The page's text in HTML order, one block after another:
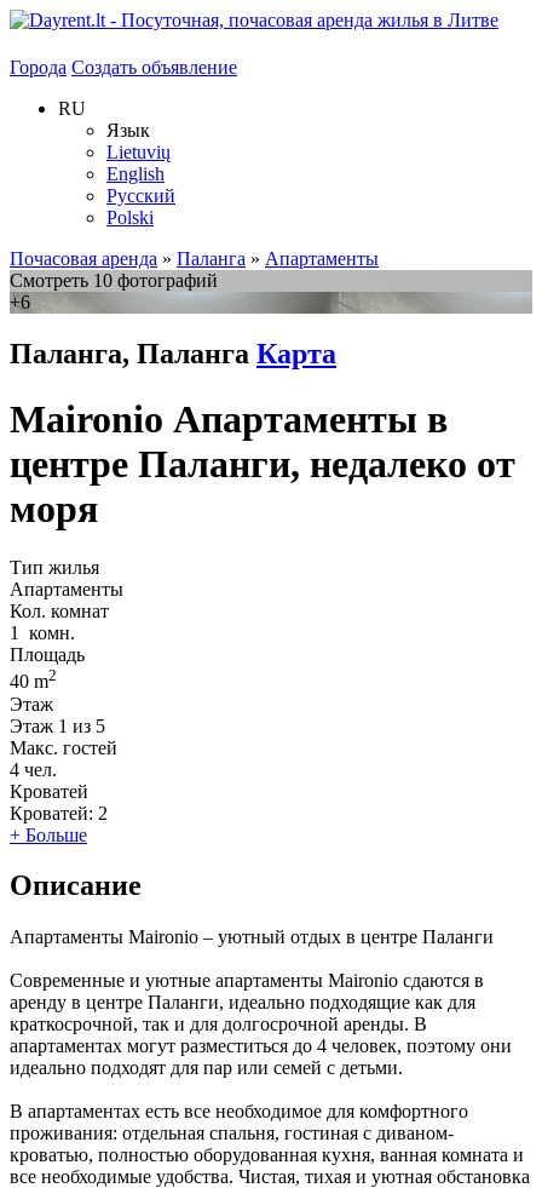
Города Создать объявление
RU
Язык
Lietuvių
English
Русский
Polski
Почасовая аренда » Паланга » Апартаменты
Смотреть 10 фотографий
+6
Паланга, Паланга Карта
Maironio Апартаменты в
центре Паланги, недалеко от
моря
Тип жилья
Апартаменты
Кол. комнат
1
комн.
Площадь
40 m2
Этаж
Этаж 1 из 5
Макс. гостей
4 чел.
Кроватей
Кроватей: 2
+ Больше
Описание
Апартаменты Maironio – уютный отдых в центре Паланги
Современные и уютные апартаменты Maironio сдаются в
аренду в центре Паланги, идеально подходящие как для
краткосрочной, так и для долгосрочной аренды. В
апартаментах могут разместиться до 4 человек, поэтому они
идеально подходят для пар или семей с детьми.
В апартаментах есть все необходимое для комфортного
проживания: отдельная спальня, гостиная с диваном-
кроватью, полностью оборудованная кухня, ванная комната и
все необходимые удобства. Чистая, тихая и уютная обстановка